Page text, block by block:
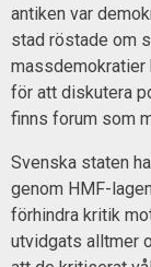
antiken var
stad röstade om
massdemokratier
för att diskutera
finns forum som
Svenska staten
genom HMF-
förhindra kritik
utvidgats alltmer